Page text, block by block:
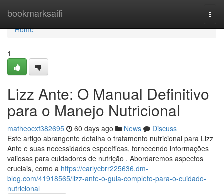
bookmarksaifi
Home
Home
1
Lizz Ante: O Manual Definitivo
para o Manejo Nutricional
matheocxf382695 60 days ago News
Discuss
Este artigo abrangente detalha o tratamento nutricional para Lizz
Ante e suas necessidades específicas, fornecendo informações
valiosas para cuidadores de nutrição . Abordaremos aspectos
cruciais, como a https://carlycbrr225636.dm-
blog.com/41918565/lizz-ante-o-guia-completo-para-o-cuidado-
nutricional